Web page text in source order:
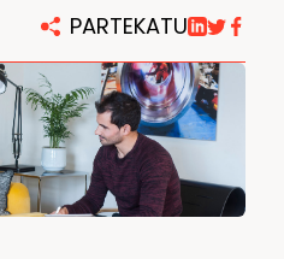
PARTEKATU